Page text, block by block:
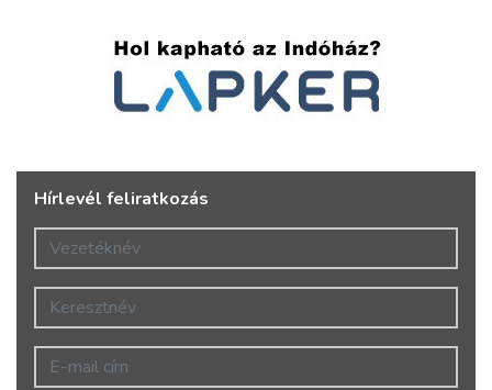
Hírlevél feliratkozás
Vezetéknév
Keresztnév
E-mail cím